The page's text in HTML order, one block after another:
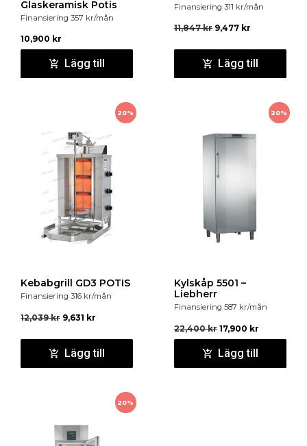
Glaskeramisk Potis
Finansiering 357 kr/mån
10,900 kr
Lägg till
Finansiering 311 kr/mån
11,847kr 9,477 kr
Lägg till
20%
Kebabgrill GD3 POTIS
Finansiering 316 kr/mån
12,039kr 9,631 kr
Lägg till
20%
Kylskåp 5501 –
Liebherr
Finansiering 587 kr/mån
22,400kr 17,900 kr
Lägg till
20%